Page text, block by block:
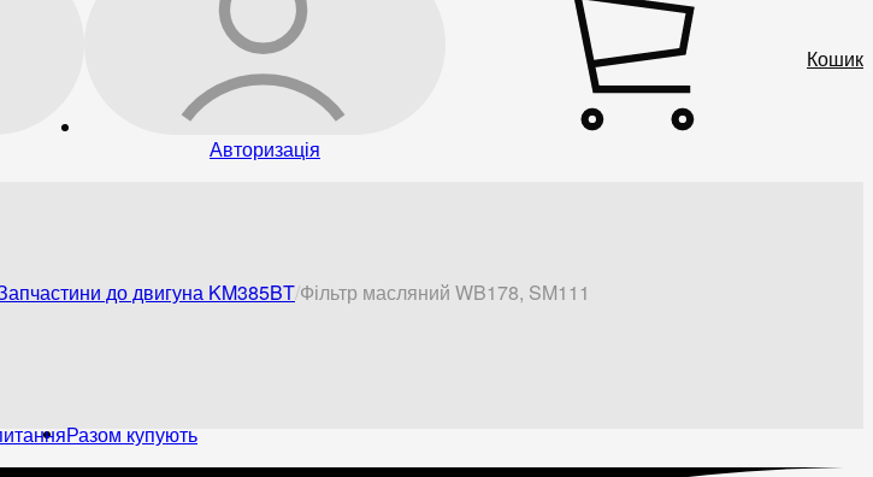
Авторизація
Кошик
до двигуна KM385BT Фільтр масляний WB178, SM111
Разом купують